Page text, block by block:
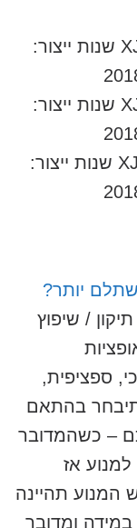
יגואר XJ Premium Luxury LWB 2.0 שנות ייצור:
יגואר XJ Premium Luxury LWB 3.0 שנות ייצור:
יגואר XJ Premium Luxury SWB 3.0 שנות ייצור:
יותר?
/ שיפוץ
ספציפית,
בהתאם
– כשהמדובר
אז
המנוע תהיינה
ומדובר